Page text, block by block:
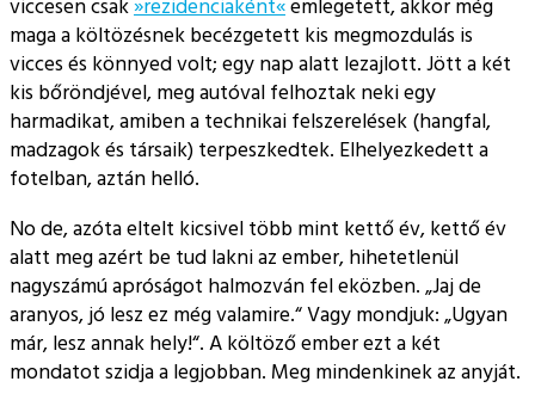
viccesen csak»rezidenciaként«emlegetett, akkor még
maga a költözésnek becézgetett kis megmozdulás is
vicces és könnyed volt; egy nap alatt lezajlott. Jött a két
kis bőröndjével, meg autóval felhoztak neki egy
harmadikat, amiben a technikai felszerelések (hangfal,
madzagok és társaik) terpeszkedtek. Elhelyezkedett a
fotelban, aztán helló.
No de, azóta eltelt kicsivel több mint kettő év, kettő év
alatt meg azért be tud lakni az ember, hihetetlenül
nagyszámú apróságot halmozván fel eközben. Jaj de
aranyos, jó lesz ez még valamire. Vagy mondjuk: Ugyan
már, lesz annak hely! . A költöző ember ezt a két
mondatot szidja a legjobban. Meg mindenkinek az anyját.